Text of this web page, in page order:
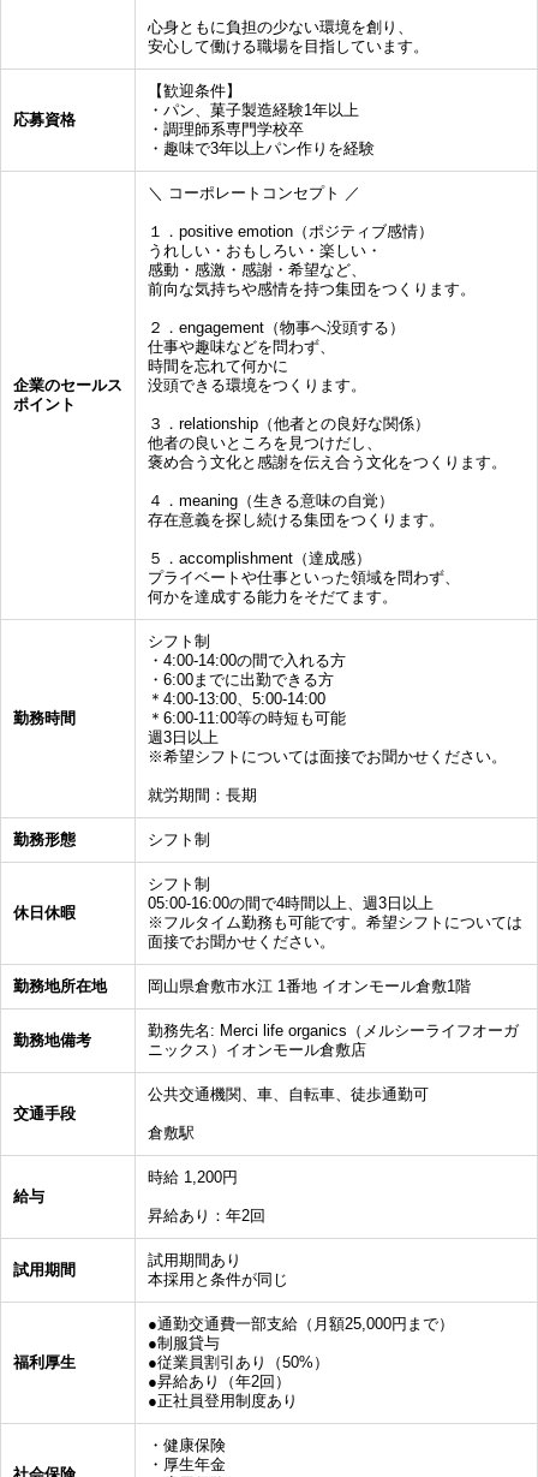
心身ともに負担の少ない環境を創り、
安心して働ける職場を目指しています。
応募資格
【歓迎条件】
・パン、菓子製造経験1年以上
・調理師系専門学校卒
・趣味で3年以上パン作りを経験
企業のセールス
ポイント
＼ コーポレートコンセプト ／
１．positive emotion（ポジティブ感情）
うれしい・おもしろい・楽しい・
感動・感激・感謝・希望など、
前向な気持ちや感情を持つ集団をつくります。
２．engagement（物事へ没頭する）
仕事や趣味などを問わず、
時間を忘れて何かに
没頭できる環境をつくります。
３．relationship（他者との良好な関係）
他者の良いところを見つけだし、
褒め合う文化と感謝を伝え合う文化をつくります。
４．meaning（生きる意味の自覚）
存在意義を探し続ける集団をつくります。
５．accomplishment（達成感）
プライベートや仕事といった領域を問わず、
何かを達成する能力をそだてます。
勤務時間
シフト制
・4:00-14:00の間で入れる方
・6:00までに出勤できる方
＊4:00-13:00、5:00-14:00
＊6:00-11:00等の時短も可能
週3日以上
※希望シフトについては面接でお聞かせください。
就労期間：長期
勤務形態 シフト制
休日休暇
シフト制
05:00-16:00の間で4時間以上、週3日以上
※フルタイム勤務も可能です。希望シフトについては
面接でお聞かせください。
勤務地所在地 岡山県倉敷市水江 1番地 イオンモール倉敷1階
勤務地備考
勤務先名: Merci life organics（メルシーライフオーガ
ニックス）イオンモール倉敷店
交通手段
公共交通機関、車、自転車、徒歩通勤可
倉敷駅
給与
時給 1,200円
昇給あり：年2回
試用期間
試用期間あり
本採用と条件が同じ
福利厚生
●通勤交通費一部支給（月額25,000円まで）
●制服貸与
●従業員割引あり（50%）
●昇給あり（年2回）
●正社員登用制度あり
・健康保険
・厚生年金